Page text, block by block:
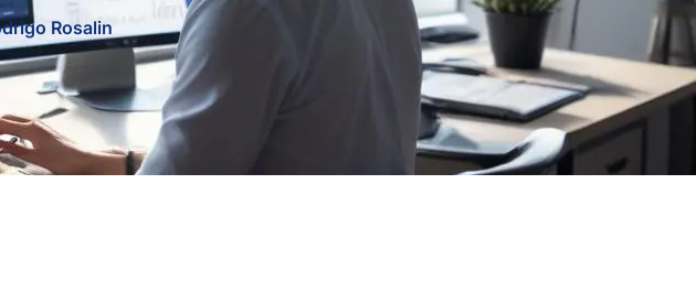
Rosalin